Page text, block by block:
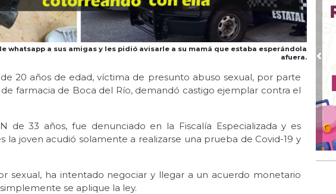
whatsapp a sus amigas y les pidió avisarle a su mamá que estaba esperándola
afuera.
20 años de edad, víctima de presunto abuso sexual, por parte
farmacia de Boca del Río, demandó castigo ejemplar contra el
de 33 años, fue denunciado en la Fiscalía Especializada y es
la joven acudió solamente a realizarse una prueba de Covid-19 y
sexual, ha intentado negociar y llegar a un acuerdo monetario
se aplique la ley.